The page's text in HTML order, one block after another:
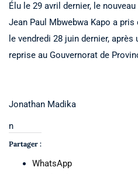
Élu le 29 avril dernier, le
Jean Paul Mbwebwa Kapo a
le vendredi 28 juin dernier,
reprise au Gouvernorat de
Jonathan Madika
n
Partager :
WhatsApp